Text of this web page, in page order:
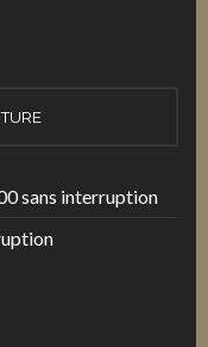
sans interruption